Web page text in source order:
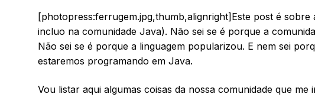
[photopress:ferrugem.jpg,thumb,alignright]Este post é
incluo na comunidade Java). Não sei se é porque a
Não sei se é porque a linguagem popularizou. E nem sei
estaremos programando em Java.
Vou listar aqui algumas coisas da nossa comunidade que me